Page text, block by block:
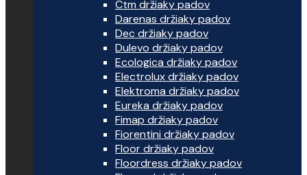
Ctm držiaky padov
Darenas držiaky padov
Dec držiaky padov
Dulevo držiaky padov
Ecologica držiaky padov
Electrolux držiaky padov
Elektroma držiaky padov
Eureka držiaky padov
Fimap držiaky padov
Fiorentini držiaky padov
Floor držiaky padov
Floordress držiaky padov